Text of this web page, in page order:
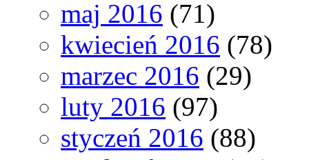
maj 2016 (71)
kwiecień 2016 (78)
marzec 2016 (29)
luty 2016 (97)
styczeń 2016 (88)